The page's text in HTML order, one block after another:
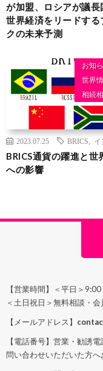
が加盟、ロシアが議長
世界経済をリードする
クの未来予測
お知
世界
相続
2023.07.25 BRICS イ
BRICS通貨の躍進と世
への影響
【営業時間】＜平日＞
＜土日祝日＞無料相談・
【メールアドレス】
【電話番号】営業・勧誘
問い合わせいただいた方へ